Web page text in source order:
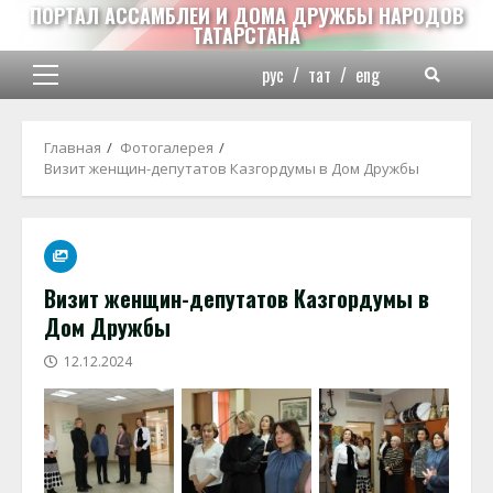
Перейти
содержимому
ПОРТАЛ АССАМБЛЕИ И ДОМА ДРУЖБЫ НАРОДОВ
ТАТАРСТАНА
Основное
рус / тат / eng
Главная
Фотогалерея
Визит женщин-депутатов Казгордумы в Дом Дружбы
Визит женщин-депутатов Казгордумы в
Дом Дружбы
12.12.2024